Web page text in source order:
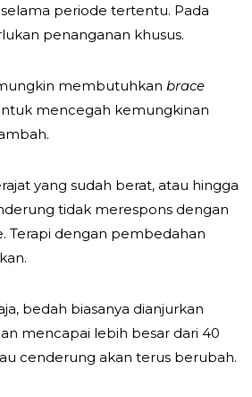
periode tertentu. Pada
penanganan khusus.
membutuhkan brace
mencegah kemungkinan
yang sudah berat, atau hingga
tidak merespons dengan
Terapi dengan pembedahan
bedah biasanya dianjurkan
mencapai lebih besar dari 40
cenderung akan terus berubah.